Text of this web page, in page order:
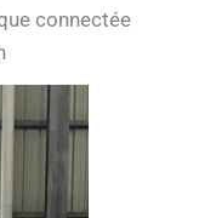
connectée